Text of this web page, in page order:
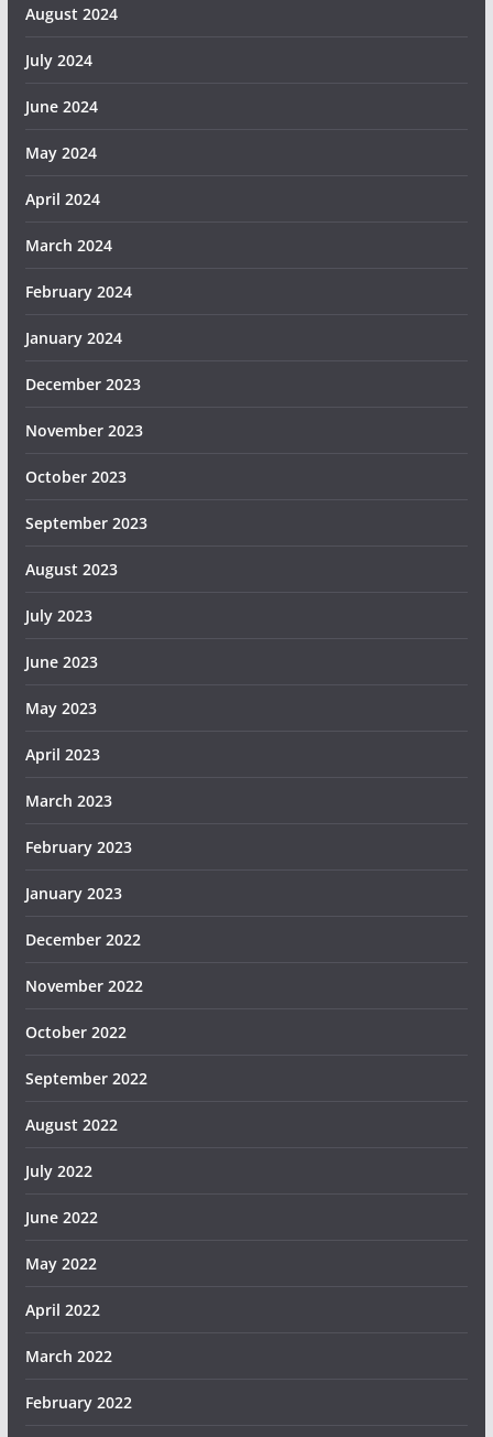
August 2024
July 2024
June 2024
May 2024
April 2024
March 2024
February 2024
January 2024
December 2023
November 2023
October 2023
September 2023
August 2023
July 2023
June 2023
May 2023
April 2023
March 2023
February 2023
January 2023
December 2022
November 2022
October 2022
September 2022
August 2022
July 2022
June 2022
May 2022
April 2022
March 2022
February 2022